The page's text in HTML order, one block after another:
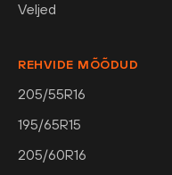
Veljed
REHVIDE MÕÕDUD
205/55R16
195/65R15
205/60R16